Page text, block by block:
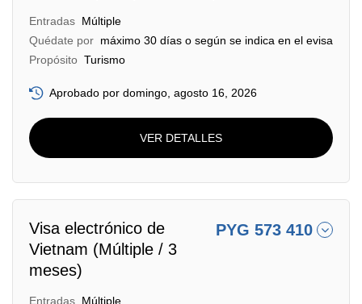
Entradas Múltiple
Quédate por máximo 30 días o según se indica en el evisa
Propósito Turismo
Aprobado por domingo, agosto 16, 2026
VER DETALLES
Visa electrónico de
Vietnam (Múltiple / 3
meses)
PYG 573 410
Entradas Múltiple